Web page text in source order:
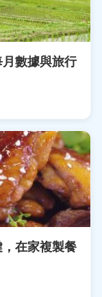
數據與旅行
在家複製餐